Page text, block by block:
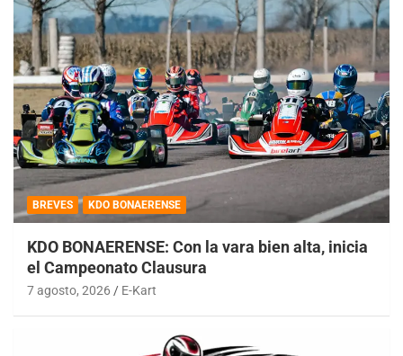
BREVES KDO BONAERENSE
KDO BONAERENSE: Con la vara bien alta, inicia
el Campeonato Clausura
7 agosto, 2026 E-Kart